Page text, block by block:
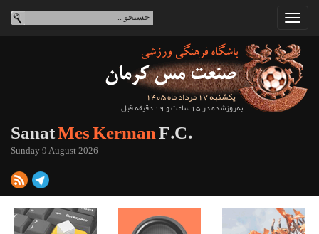
یکشنبه 17 مرداد ماه 1405
به‌روزشده در 15 ساعت و 19 دقیقه قبل
SanatMes KermanF.C.
Sunday 9 August 2026